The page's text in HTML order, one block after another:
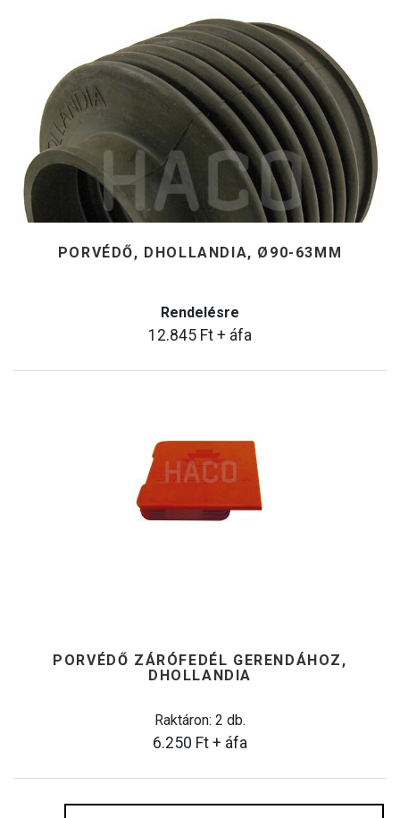
PORVÉDŐ, DHOLLANDIA, Ø90-63MM
Rendelésre
12.845 Ft + áfa
PORVÉDŐ ZÁRÓFEDÉL GERENDÁHOZ,
DHOLLANDIA
Raktáron: 2 db.
6.250 Ft + áfa